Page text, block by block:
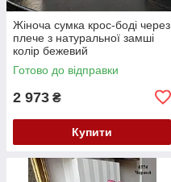
Жіноча сумка крос-боді через
плече з натуральної замші
колір бежевий
Готово до відправки
2 973 ₴
Купити